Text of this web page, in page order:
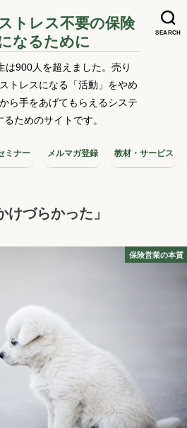
SEARCH
トレス不要の保険
なるために
は900人を超えました。売り
トレスになる「活動」をやめ
ら手をあげてもらえるシステ
るためのサイトです。
ミナー メルマガ登録 教材・サービス
けづらかった」
保険営業の本質